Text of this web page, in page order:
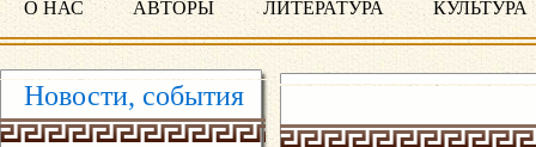
О НАС АВТОРЫ ЛИТЕРАТУРА КУЛЬТУРА
Новости, события